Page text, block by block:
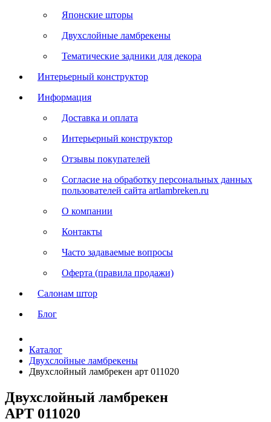
Японские шторы
Двухслойные ламбрекены
Тематические задники для декора
Интерьерный конструктор
Информация
Доставка и оплата
Интерьерный конструктор
Отзывы покупателей
Согласие на обработку персональных данных
пользователей сайта artlambreken.ru
О компании
Контакты
Часто задаваемые вопросы
Оферта (правила продажи)
Салонам штор
Блог
Каталог
Двухслойные ламбрекены
Двухслойный ламбрекен арт 011020
Двухслойный ламбрекен
АРТ 011020